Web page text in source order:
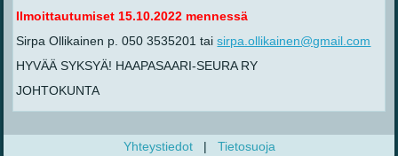
Ilmoittautumiset 15.10.2022 mennessä
Sirpa Ollikainen p. 050 3535201 taisirpa.ollikainen@gmail.com
HYVÄÄ SYKSYÄ! HAAPASAARI-SEURA RY
JOHTOKUNTA
Yhteystiedot| Tietosuoja